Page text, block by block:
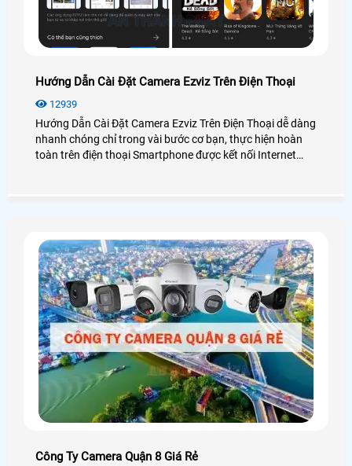
Hướng Dẫn Cài Đặt Camera Ezviz Trên Điện Thoại
12939
Hướng Dẫn Cài Đặt Camera Ezviz Trên Điện Thoại dễ dàng
nhanh chóng chỉ trong vài bước cơ bạn, thực hiện hoàn
toàn trên điện thoại Smartphone được kết nối Internet
Công Ty Camera Quận 8 Giá Rẻ